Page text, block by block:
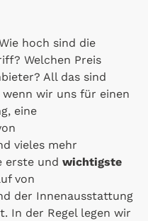
hoch sind die
Welchen Preis
All das sind
wenn wir uns für einen
eine
vieles mehr
erste und wichtigste
von
der Innenausstattung
In der Regel legen wir